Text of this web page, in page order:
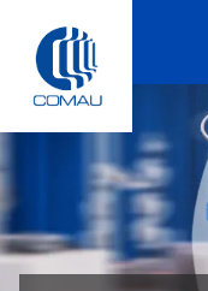
content